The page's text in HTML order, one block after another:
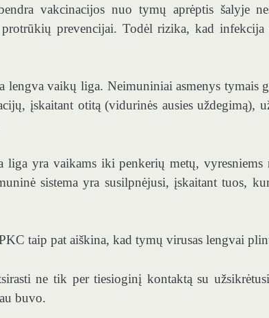
vakcinacijos nuo tymų aprėptis šalyje
prevencijai. Todėl rizika, kad infekcija
lengva vaikų liga. Neimuniniai asmenys tymais
įskaitant otitą (vidurinės ausies uždegimą),
liga yra vaikams iki penkerių metų, vyresniems
sistema yra susilpnėjusi, įskaitant tuos,
taip pat aiškina, kad tymų virusas lengvai
ne tik per tiesioginį kontaktą su
buvo.